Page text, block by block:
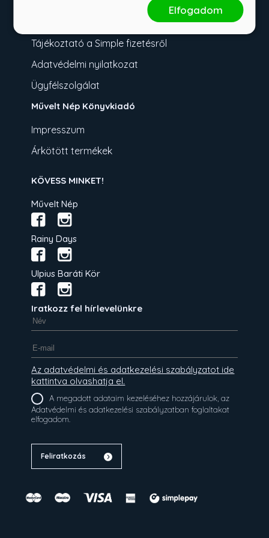
Tájékoztató a Simple fizetésről
Adatvédelmi nyilatkozat
Ügyfélszolgálat
Művelt Nép Könyvkiadó
Impresszum
Árkötött termékek
KÖVESS MINKET!
Művelt Nép
Rainy Days
Ulpius Baráti Kör
Iratkozz fel hírlevelünkre
Az adatvédelmi és adatkezelési szabályzatot ide
kattintva olvashatja el.
A megadott adataim kezeléséhez hozzájárulok, az
Adatvédelmi és adatkezelési szabályzatban foglaltakat
elfogadom.
Feliratkozás
Elfogadom